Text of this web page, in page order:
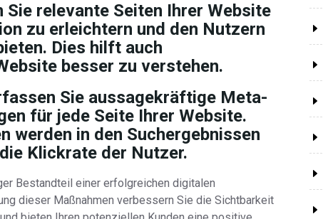
Sie relevante Seiten Ihrer Website
zu erleichtern und den Nutzern
Dies hilft auch
besser zu verstehen.
Sie aussagekräftige Meta-
für jede Seite Ihrer Website.
werden in den Suchergebnissen
Klickrate der Nutzer.
Bestandteil einer erfolgreichen digitalen
dieser Maßnahmen verbessern Sie die Sichtbarkeit